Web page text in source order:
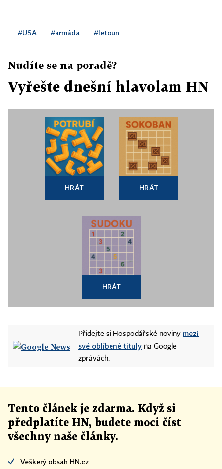
#USA #armáda #letoun
Nudíte se na poradě?
Vyřešte dnešní hlavolam HN
HRÁT HRÁT
HRÁT
Přidejte si Hospodářské noviny mezi
své oblíbené tituly na Google
zprávách.
Tento článek je zdarma. Když si
předplatíte HN, budete moci číst
všechny naše články.
Veškerý obsah HN.cz